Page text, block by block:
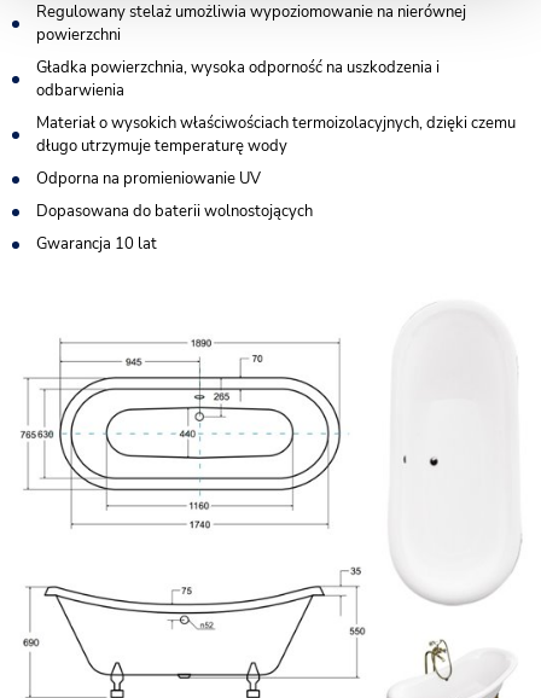
Regulowany stelaż umożliwia wypoziomowanie na nierównej
powierzchni
Gładka powierzchnia, wysoka odporność na uszkodzenia i
odbarwienia
Materiał o wysokich właściwościach termoizolacyjnych, dzięki czemu
długo utrzymuje temperaturę wody
Odporna na promieniowanie UV
Dopasowana do baterii wolnostojących
Gwarancja 10 lat